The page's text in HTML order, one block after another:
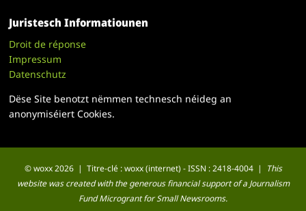
Juristesch Informatiounen
Droit de réponse
Impressum
Datenschutz
Dëse Site benotzt nëmmen technesch néideg an
anonymiséiert Cookies.
© woxx 2026 | Titre-clé : woxx (internet) - ISSN : 2418-4004 |
This
website was created with the generous financial support of a Journalism
Fund Microgrant for Small Newsrooms.